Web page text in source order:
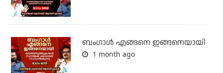
ബം​ഗാൾ എങ്ങനെ ഇങ്ങനെയായി
1 month ago